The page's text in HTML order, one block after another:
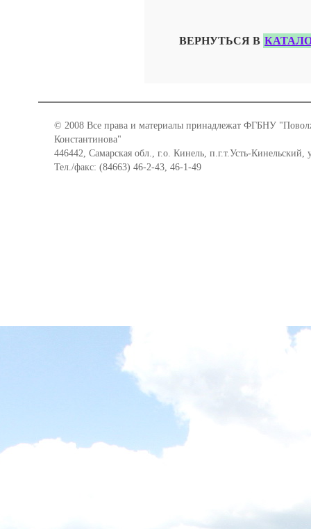
ВЕРНУТЬСЯ В
© 2008 Все права и материалы принадлежат ФГБНУ
Константинова"
446442, Самарская обл., г.о. Кинель, п.г.т.Усть-Кинельский,
Тел./факс: (84663) 46-2-43, 46-1-49